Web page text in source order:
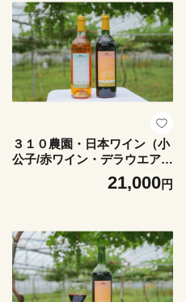
３１０農園・日本ワイン（小
公子/赤ワイン・デラウエア/
オレンジワイン セット） ワ
イン 酒 お酒 国産 赤ワイン
み比べ ぶどう ブドウ 葡萄 鳥
取県 北栄町 おすすめ 人気
21,000円